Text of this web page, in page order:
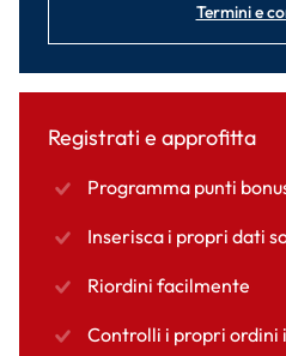
Termini e
Registrati e approfitta
Programma punti
Inserisca i propri dati
Riordini facilmente
Controlli i propri ordini